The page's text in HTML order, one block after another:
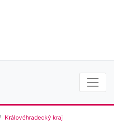
Královéhradecký kraj